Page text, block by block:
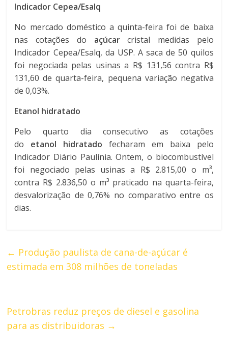
Indicador Cepea/Esalq
No mercado doméstico a quinta-feira foi de baixa
nas cotações do açúcarcristal medidas pelo
Indicador Cepea/Esalq, da USP. A saca de 50 quilos
foi negociada pelas usinas a R$ 131,56 contra R$
131,60 de quarta-feira, pequena variação negativa
de 0,03%.
Etanol hidratado
Pelo quarto dia consecutivo as cotações
do etanol hidratado fecharam em baixa pelo
Indicador Diário Paulínia. Ontem, o biocombustível
foi negociado pelas usinas a R$ 2.815,00 o m³,
contra R$ 2.836,50 o m³ praticado na quarta-feira,
desvalorização de 0,76% no comparativo entre os
dias.
← Produção paulista de cana-de-açúcar é
estimada em 308 milhões de toneladas
Petrobras reduz preços de diesel e gasolina
para as distribuidoras →